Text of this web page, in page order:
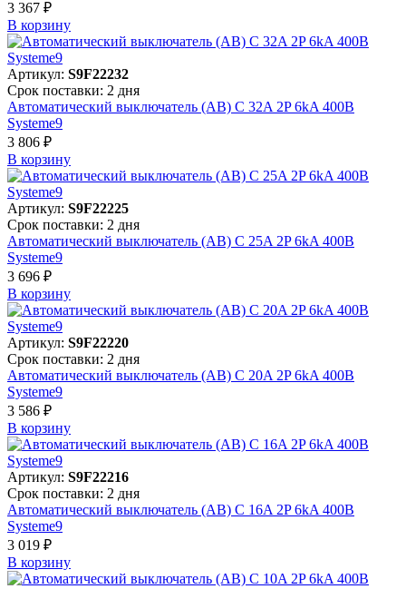
3 367 ₽
В корзинy
Артикул: S9F22232
Срок поставки: 2 дня
Автоматический выключатель (АВ) C 32A 2P 6kA 400В
Systeme9
3 806 ₽
В корзинy
Артикул: S9F22225
Срок поставки: 2 дня
Автоматический выключатель (АВ) C 25A 2P 6kA 400В
Systeme9
3 696 ₽
В корзинy
Артикул: S9F22220
Срок поставки: 2 дня
Автоматический выключатель (АВ) C 20A 2P 6kA 400В
Systeme9
3 586 ₽
В корзинy
Артикул: S9F22216
Срок поставки: 2 дня
Автоматический выключатель (АВ) C 16A 2P 6kA 400В
Systeme9
3 019 ₽
В корзинy